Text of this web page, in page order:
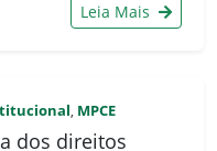
Leia Mais
, MPCE
dos direitos